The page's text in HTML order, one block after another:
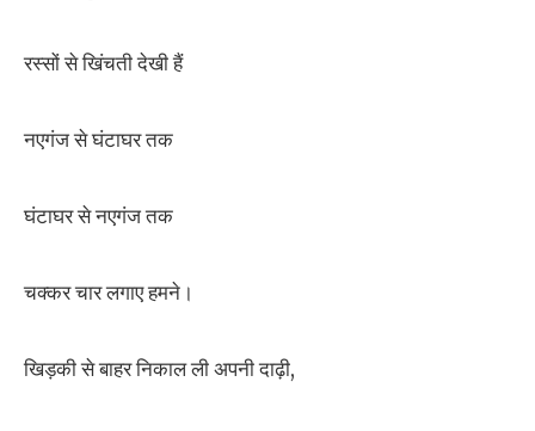
रस्सों से खिंचती देखी हैं
नएगंज से घंटाघर तक
घंटाघर से नएगंज तक
चक्कर चार लगाए हमने।
खिड़की से बाहर निकाल ली अपनी दाढ़ी,